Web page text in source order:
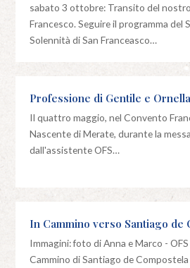
sabato 3 ottobre: Transito del
Francesco. Seguire il programma del
Solennità di San Franceasco…
Professione di Gentile e Ornella
Il quattro maggio, nel Convento
Nascente di Merate, durante la
dall'assistente OFS…
In Cammino verso Santiago de
Immagini: foto di Anna e Marco -
Cammino di Santiago de